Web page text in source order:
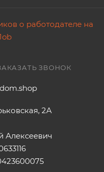
ЗВОНОК
2А
Алексеевич